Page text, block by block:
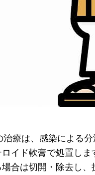
治療は、感染による
ロイド軟膏で処置し
合は切開・除去し